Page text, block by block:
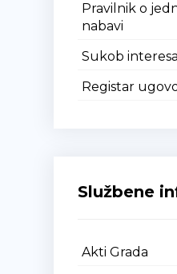
Pravilnik o
nabavi
Sukob interesa
Registar
Službene
Akti Grada